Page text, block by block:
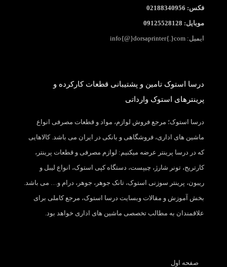
فکس: 02188340956
موبایل: 09125528128
ایمیل: info{@}dorsaprinter{.}com
درسا استوک تامین و پشتیبانی قطعات کارکرده و
پرینترهای استوک وارداتی
درسا استوک؛ مرجع فروش لوازم، مواد و قطعات مصرفی انواع
ماشین های اداری، فروشگاهی و بانکی در ایران می باشد. کالاهایی
که در درسا پرینتر عرضه میکنیم: لوازم مصرفی و قطعات پرینتر،
کارتریج، تونر شارژ، چیپست، دستگاه کپی استوک، انواع لیبل و
ریبون، پرینتر سوزنی استوک، تانک جوهر، جوهر، درام و… می باشد.
بخش آموزش و مقالات وبسایت درسا استوک، مرجع کاملی برای
علاقمندان به مطالب تخصصی ماشین های اداری خواهد بود.
صفحه اول